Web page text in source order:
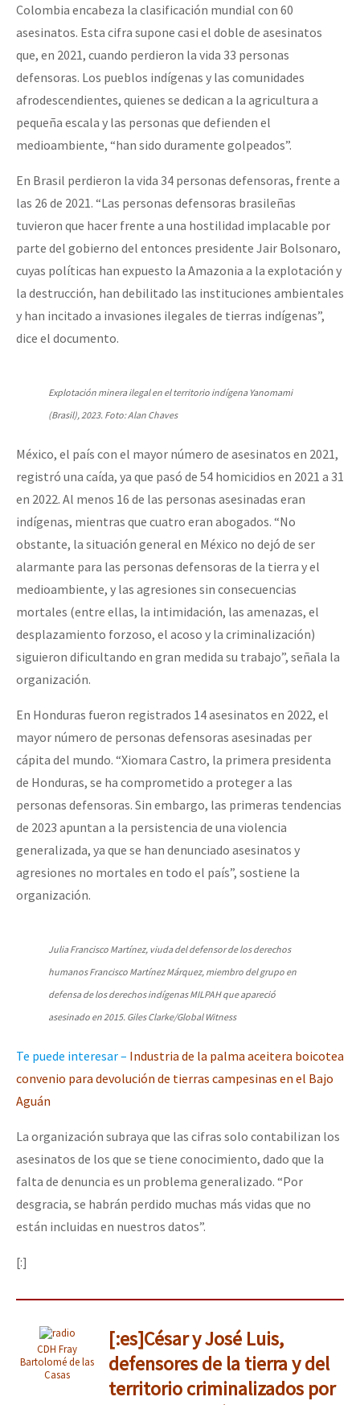
Colombia encabeza la clasificación mundial con 60
asesinatos. Esta cifra supone casi el doble de asesinatos
que, en 2021, cuando perdieron la vida 33 personas
defensoras. Los pueblos indígenas y las comunidades
afrodescendientes, quienes se dedican a la agricultura a
pequeña escala y las personas que defienden el
medioambiente, “han sido duramente golpeados”.
En Brasil perdieron la vida 34 personas defensoras, frente a
las 26 de 2021. “Las personas defensoras brasileñas
tuvieron que hacer frente a una hostilidad implacable por
parte del gobierno del entonces presidente Jair Bolsonaro,
cuyas políticas han expuesto la Amazonia a la explotación y
la destrucción, han debilitado las instituciones ambientales
y han incitado a invasiones ilegales de tierras indígenas”,
dice el documento.
Explotación minera ilegal en el territorio indígena Yanomami
(Brasil), 2023. Foto: Alan Chaves
México, el país con el mayor número de asesinatos en 2021,
registró una caída, ya que pasó de 54 homicidios en 2021 a 31
en 2022. Al menos 16 de las personas asesinadas eran
indígenas, mientras que cuatro eran abogados. “No
obstante, la situación general en México no dejó de ser
alarmante para las personas defensoras de la tierra y el
medioambiente, y las agresiones sin consecuencias
mortales (entre ellas, la intimidación, las amenazas, el
desplazamiento forzoso, el acoso y la criminalización)
siguieron dificultando en gran medida su trabajo”, señala la
organización.
En Honduras fueron registrados 14 asesinatos en 2022, el
mayor número de personas defensoras asesinadas per
cápita del mundo. “Xiomara Castro, la primera presidenta
de Honduras, se ha comprometido a proteger a las
personas defensoras. Sin embargo, las primeras tendencias
de 2023 apuntan a la persistencia de una violencia
generalizada, ya que se han denunciado asesinatos y
agresiones no mortales en todo el país”, sostiene la
organización.
Julia Francisco Martínez, viuda del defensor de los derechos
humanos Francisco Martínez Márquez, miembro del grupo en
defensa de los derechos indígenas MILPAH que apareció
asesinado en 2015. Giles Clarke/Global Witness
Te puede interesar – Industria de la palma aceitera boicotea
convenio para devolución de tierras campesinas en el Bajo
Aguán
La organización subraya que las cifras solo contabilizan los
asesinatos de los que se tiene conocimiento, dado que la
falta de denuncia es un problema generalizado. “Por
desgracia, se habrán perdido muchas más vidas que no
están incluidas en nuestros datos”.
[:]
CDH Fray
Bartolomé de las
Casas
[:es]César y José Luis,
defensores de la tierra y del
territorio criminalizados por